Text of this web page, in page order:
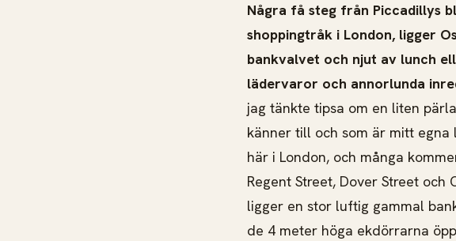
Några få steg från Piccadillys
shoppingtråk i London, ligger
bankvalvet och njut av lunch
lädervaror och annorlunda
jag tänkte tipsa om en liten
känner till och som är mitt egna
här i London, och många
Regent Street, Dover Street
ligger en stor luftig gammal
de 4 meter höga ekdörrarna